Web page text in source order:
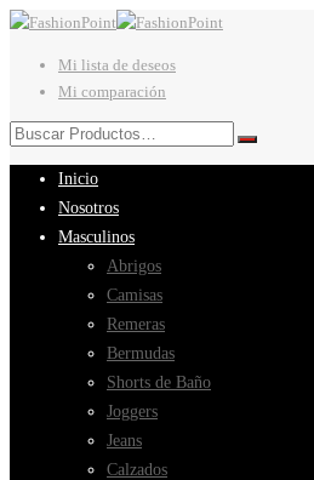
Mi lista de deseos
Mi comparación
Inicio
Nosotros
Masculinos
Abrigos
Camisas
Remeras
Bermudas
Shorts de Baño
Joggers
Jeans
Calzados